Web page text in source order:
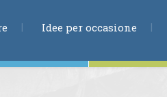
Idee per occasione